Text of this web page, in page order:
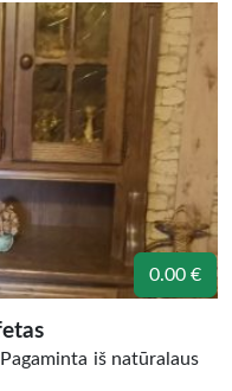
0.00 €
iš natūralaus